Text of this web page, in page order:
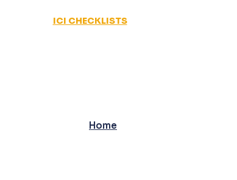
ICI CHECKLISTS
Home